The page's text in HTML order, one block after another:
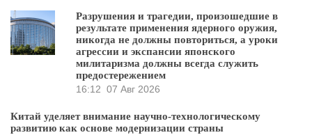
Разрушения и трагедии, произошедшие в
результате применения ядерного оружия,
никогда не должны повториться, а уроки
агрессии и экспансии японского
милитаризма должны всегда служить
предостережением
16:12 07 Авг 2026
Китай уделяет внимание научно-технологическому
развитию как основе модернизации страны